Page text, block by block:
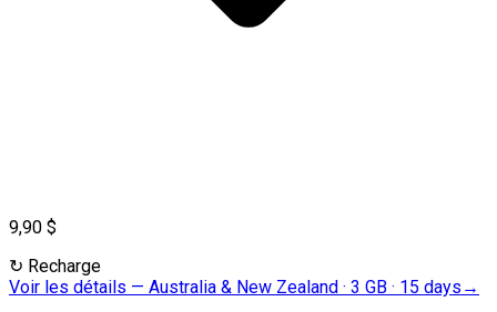
9,90 $
↻ Recharge
Voir les détails — Australia & New Zealand · 3 GB · 15 days →